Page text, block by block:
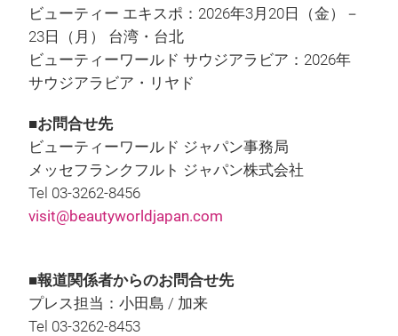
ビューティー エキスポ：2026年3月20日（金）－
23日（月） 台湾・台北
ビューティーワールド サウジアラビア：2026年
サウジアラビア・リヤド
■お問合せ先
ビューティーワールド ジャパン事務局
メッセフランクフルト ジャパン株式会社
Tel 03-3262-8456
visit@beautyworldjapan.com
■報道関係者からのお問合せ先
プレス担当：小田島 / 加来
Tel 03-3262-8453